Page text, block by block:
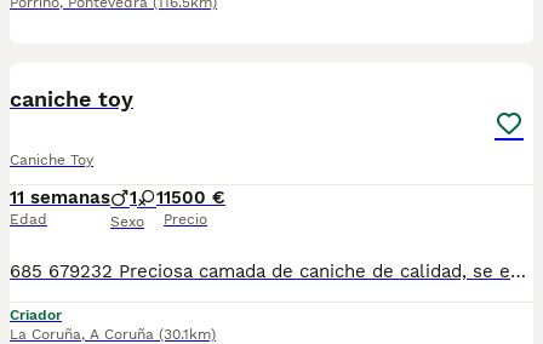
caniche toy
Caniche Toy
11 semanas
Edad
1 1
Sexo
1500 €
Precio
685 679232 Preciosa camada de caniche de calidad, se entregan con minimo de dos meses y medio de edad y sus vacunas correspondientes, desparasitados interna y externamente, pasaporte y microchip, contrato de garantia de salud. preferiblemente recogida en mano pero también podemos entregar en toda España mediante transporte de alta calidad preparado para animales y con chofer particular con posibilidad de pago contra reembolso Llámanos o háblanos por whats app, Teléfono 685 679 232
Criador
La Coruña, A Coruña (30.1km)